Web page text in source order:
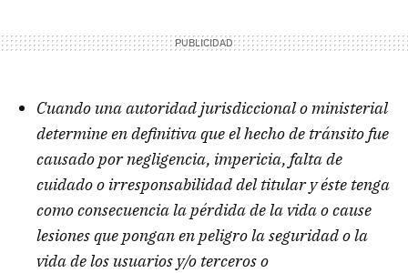
Cuando una autoridad jurisdiccional o ministerial
determine en definitiva que el hecho de tránsito fue
causado por negligencia, impericia, falta de
cuidado o irresponsabilidad del titular y éste tenga
como consecuencia la pérdida de la vida o cause
lesiones que pongan en peligro la seguridad o la
vida de los usuarios y/o terceros o